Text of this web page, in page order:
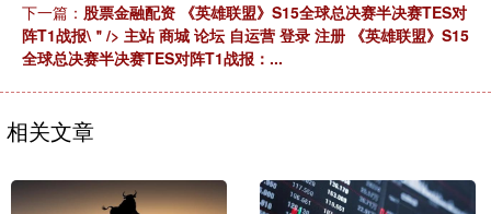
下一篇： 股票金融配资 《英雄联盟》S15全球总决赛半决赛TES对
阵T1战报\＂/> 主站 商城 论坛 自运营 登录 注册 《英雄联盟》S15
全球总决赛半决赛TES对阵T1战报：...
相关文章